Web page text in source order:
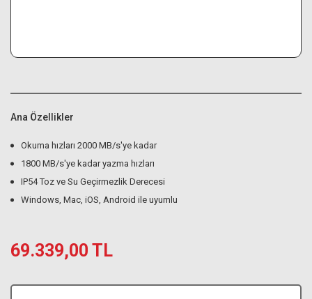
Ana Özellikler
Okuma hızları 2000 MB/s'ye kadar
1800 MB/s'ye kadar yazma hızları
IP54 Toz ve Su Geçirmezlik Derecesi
Windows, Mac, iOS, Android ile uyumlu
69.339,00 TL